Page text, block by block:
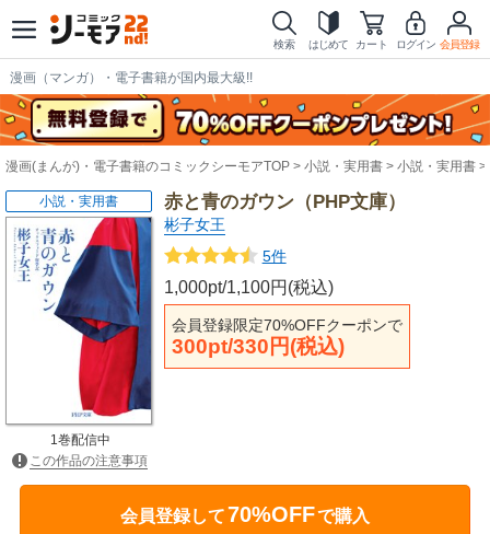
検索 はじめて カート ログイン 会員登録
漫画（マンガ）・電子書籍が国内最大級!!
漫画(まんが)・電子書籍のコミックシーモアTOP 小説・実用書 小説・実用書
赤と青のガウン（PHP文庫）
彬子女王
5件
1,000pt/1,100円(税込)
会員登録限定70%OFFクーポンで
300pt/330円(税込)
小説・実用書
1巻配信中
この作品の注意事項
会員登録して70%OFFで購入